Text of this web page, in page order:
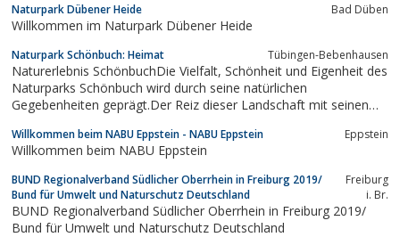
Naturpark Dübener Heide Bad Düben
Willkommen im Naturpark Dübener Heide
Naturpark Schönbuch: Heimat Tübingen-Bebenhausen
Naturerlebnis SchönbuchDie Vielfalt, Schönheit und Eigenheit des
Naturparks Schönbuch wird durch seine natürlichen
Gegebenheiten geprägt.Der Reiz dieser Landschaft mit seinen
Streuobstwiesen, Moorgebieten, naturnahen Fliessgewässern,
aufgelassenen...
Willkommen beim NABU Eppstein - NABU Eppstein Eppstein
Willkommen beim NABU Eppstein
BUND Regionalverband Südlicher Oberrhein in Freiburg 2019/
Bund für Umwelt und Naturschutz Deutschland
Freiburg
i. Br.
BUND Regionalverband Südlicher Oberrhein in Freiburg 2019/
Bund für Umwelt und Naturschutz Deutschland